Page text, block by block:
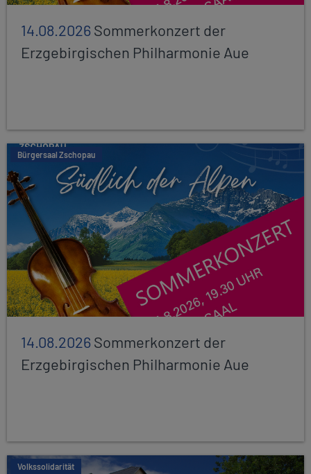
14.08.2026Sommerkonzert der
Erzgebirgischen Philharmonie Aue
Bürgersaal Zschopau
14.08.2026Sommerkonzert der
Erzgebirgischen Philharmonie Aue
Volkssolidarität